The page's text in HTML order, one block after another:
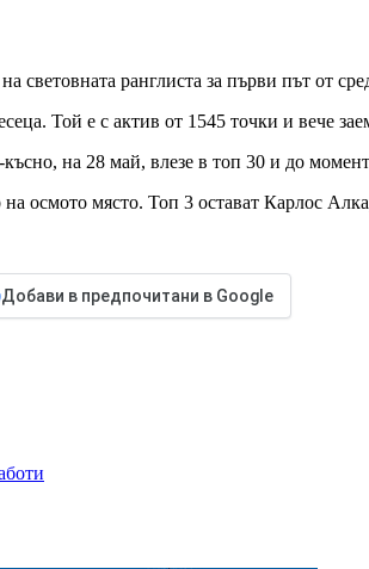
ранглиста за първи път от
Той е с актив от 1545 точки и вече
на 28 май, влезе в топ 30 и до
осмото място. Топ 3 остават Карлос
Добави в предпочитани в Google